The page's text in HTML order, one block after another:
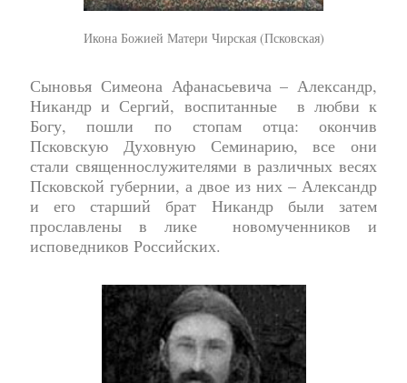
Икона Божией Матери Чирская (Псковская)
Сыновья Симеона Афанасьевича – Александр,
Никандр и Сергий, воспитанные в любви к
Богу, пошли по стопам отца: окончив
Псковскую Духовную Семинарию, все они
стали священнослужителями в различных весях
Псковской губернии, а двое из них – Александр
и его старший брат Никандр были затем
прославлены в лике новомученников и
исповедников Российских.